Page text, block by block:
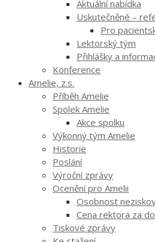
Aktuální nabídka
Uskutečněné –
Pro
Lektorský tým
Přihlášky a
Konference
Amelie, z.s.
Příběh Amelie
Spolek Amelie
Akce spolku
Výkonný tým Amelie
Historie
Poslání
Výroční zprávy
Ocenění pro Amelii
Osobnost
Cena rektora za
Tiskové zprávy